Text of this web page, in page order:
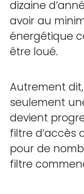
dizaine
avoir au
énergétique
être loué.
Autrement dit,
seulement
devient
filtre d’accès
pour de
filtre